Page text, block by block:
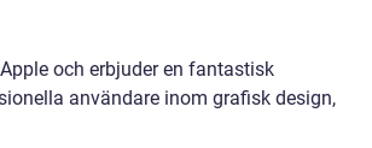
och erbjuder en fantastisk
användare inom grafisk design,